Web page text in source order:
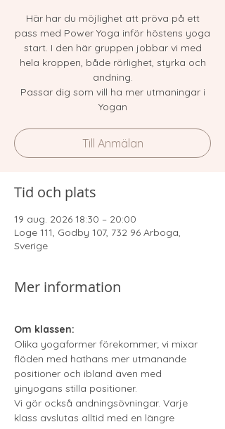
Här har du möjlighet att pröva på ett
pass med Power Yoga inför höstens yoga
start. I den här gruppen jobbar vi med
hela kroppen, både rörlighet, styrka och
andning.
Passar dig som vill ha mer utmaningar i
Yogan
Till Anmälan
Tid och plats
19 aug. 2026 18:30 – 20:00
Loge 111, Godby 107, 732 96 Arboga,
Sverige
Mer information
Om klassen:
Olika yogaformer förekommer; vi mixar
flöden med hathans mer utmanande
positioner och ibland även med
yinyogans stilla positioner.
Vi gör också andningsövningar. Varje
klass avslutas alltid med en längre